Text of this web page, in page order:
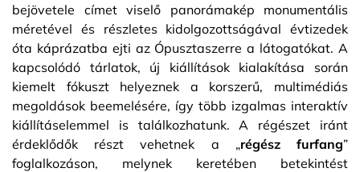
bejövetele címet viselő panorámakép monumentális
méretével és részletes kidolgozottságával évtizedek
óta káprázatba ejti az Ópusztaszerre a látogatókat. A
kapcsolódó tárlatok, új kiállítások kialakítása során
kiemelt fókuszt helyeznek a korszerű, multimédiás
megoldások beemelésére, így több izgalmas interaktív
kiállításelemmel is találkozhatunk. A régészet iránt
érdeklődők részt vehetnek a „régész furfang”
foglalkozáson, melynek keretében betekintést